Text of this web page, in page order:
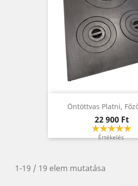
Öntöttvas Platni,
Ár
22 900 Ft
Értékelés
1-19 / 19 elem mutatása